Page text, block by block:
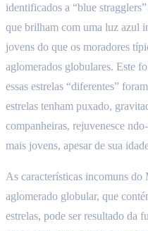
identificados a “blue
que brilham com uma luz azul
jovens do que os moradores
aglomerados globulares. Este
essas estrelas “diferentes”
estrelas tenham puxado,
companheiras, rejuvenesce
mais jovens, apesar de sua
As características incomuns do
aglomerado globular, que
estrelas, pode ser resultado da